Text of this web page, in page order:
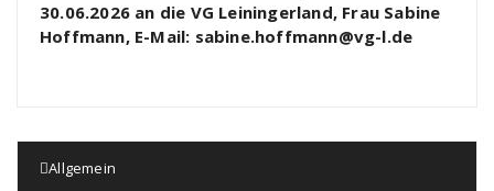
30.06.2026 an die VG Leiningerland, Frau Sabine
Hoffmann, E-Mail: sabine.hoffmann@vg-l.de
Allgemein